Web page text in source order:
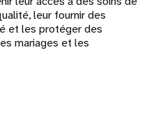
leur fournir des
et les protéger des
mariages et les